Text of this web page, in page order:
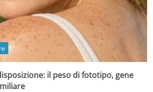
il peso di fototipo, gene